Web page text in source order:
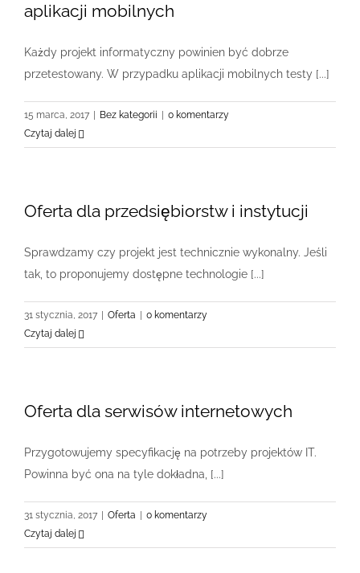
aplikacji mobilnych
Każdy projekt informatyczny powinien być dobrze
przetestowany. W przypadku aplikacji mobilnych testy [...]
15 marca, 2017 Bez kategorii
0 komentarzy
Czytaj dalej
Oferta dla przedsiębiorstw i instytucji
Sprawdzamy czy projekt jest technicznie wykonalny. Jeśli
tak, to proponujemy dostępne technologie [...]
31 stycznia, 2017 Oferta
0 komentarzy
Czytaj dalej
Oferta dla serwisów internetowych
Przygotowujemy specyfikację na potrzeby projektów IT.
Powinna być ona na tyle dokładna, [...]
31 stycznia, 2017 Oferta
0 komentarzy
Czytaj dalej